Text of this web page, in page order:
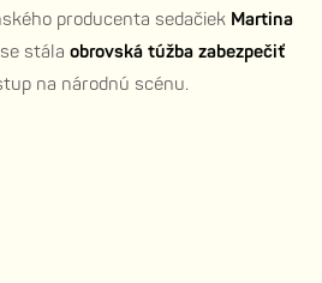
producenta sedačiek Martina
stála obrovská túžba zabezpečiť
na národnú scénu.